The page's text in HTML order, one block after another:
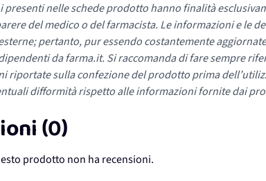
presenti nelle schede prodotto hanno finalità
del medico o del farmacista. Le informazioni e le
pertanto, pur essendo costantemente
da farma.it. Si raccomanda di fare sempre
riportate sulla confezione del prodotto prima
difformità rispetto alle informazioni fornite dai
(0)
prodotto non ha recensioni.